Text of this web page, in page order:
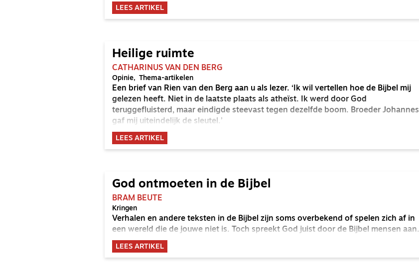
LEES ARTIKEL
Heilige ruimte
CATHARINUS VAN DEN BERG
Opinie Thema-artikelen
Een brief van Rien van den Berg aan u als lezer. ‘Ik wil vertellen hoe de Bijbel mij
gelezen heeft. Niet in de laatste plaats als atheïst. Ik werd door God
teruggefluisterd, maar eindigde steevast tegen dezelfde boom. Broeder Johannes
gaf mij uiteindelijk de sleutel.’
LEES ARTIKEL
God ontmoeten in de Bijbel
BRAM BEUTE
Kringen
Verhalen en andere teksten in de Bijbel zijn soms overbekend of spelen zich af in
een wereld die de jouwe niet is. Toch spreekt God juist door de Bijbel mensen aan.
LEES ARTIKEL